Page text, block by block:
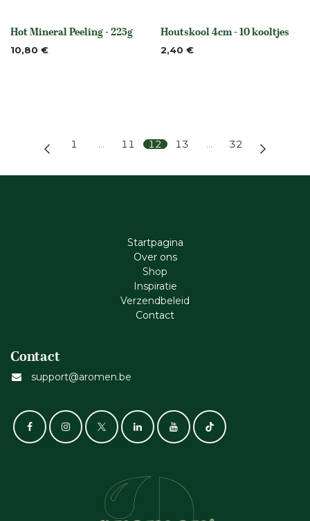
None
Hot Mineral Peeling - 225g
10,80 € None
Houtskool 4cm - 10 kooltjes
2,40 €
1 … 11 12 13 … 32
Startpagina
Ove​r​ ons
Shop
Inspiratie
Verzendbeleid
Cont​act
Contact
support@aromen.be